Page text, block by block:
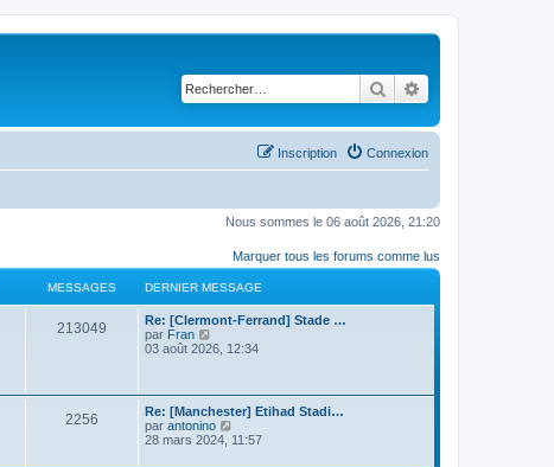
Rechercher
Connexion
Inscription
Nous sommes le 06 août 2026, 21:20
Marquer tous les forums comme lus
MESSAGES DERNIER MESSAGE
213049
Re: [Clermont-Ferrand] Stade …
par Fran
o
t
e
r
03 août 2026, 12:34
2256
Re: [Manchester] Etihad Stadi…
par antonino
o
28 mars 2024, 11:57